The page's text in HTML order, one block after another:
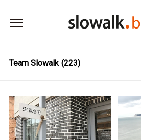
Team Slowalk (223)